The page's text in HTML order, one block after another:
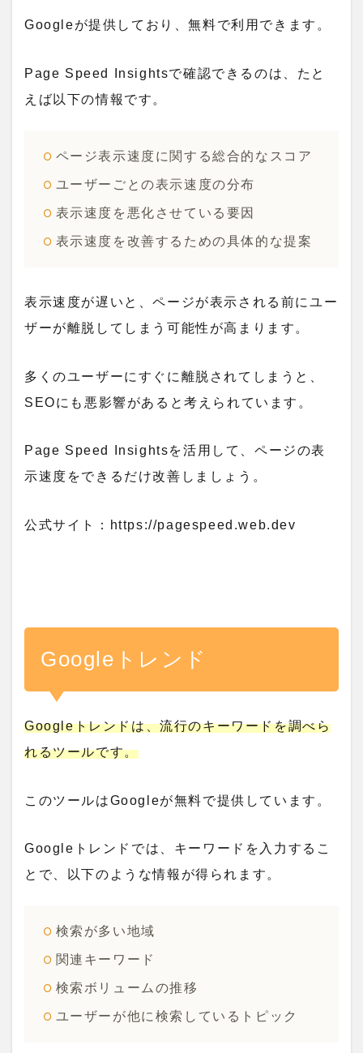
Googleが提供しており、無料で利用できます。
Page Speed Insightsで確認できるのは、たと
えば以下の情報です。
ページ表示速度に関する総合的なスコア
ユーザーごとの表示速度の分布
表示速度を悪化させている要因
表示速度を改善するための具体的な提案
表示速度が遅いと、ページが表示される前にユー
ザーが離脱してしまう可能性が高まります。
多くのユーザーにすぐに離脱されてしまうと、
SEOにも悪影響があると考えられています。
Page Speed Insightsを活用して、ページの表
示速度をできるだけ改善しましょう。
公式サイト：https://pagespeed.web.dev
Googleトレンド
Googleトレンドは、流行のキーワードを調べら
れるツールです。
このツールはGoogleが無料で提供しています。
Googleトレンドでは、キーワードを入力するこ
とで、以下のような情報が得られます。
検索が多い地域
関連キーワード
検索ボリュームの推移
ユーザーが他に検索しているトピック